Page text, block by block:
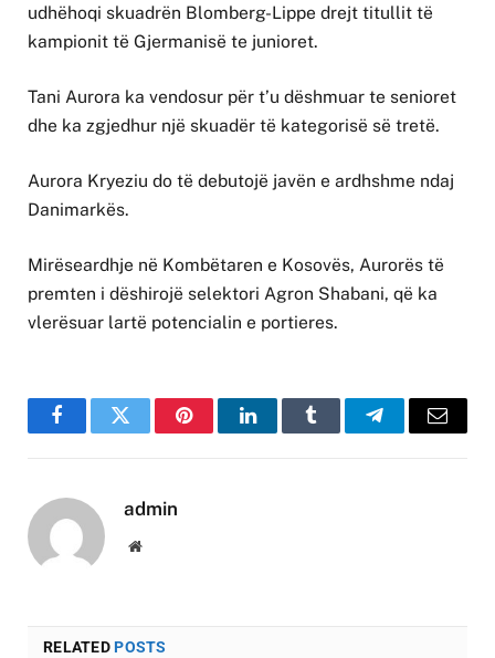
udhëhoqi skuadrën Blomberg-Lippe drejt titullit të
kampionit të Gjermanisë te junioret.
Tani Aurora ka vendosur për t’u dëshmuar te senioret
dhe ka zgjedhur një skuadër të kategorisë së tretë.
Aurora Kryeziu do të debutojë javën e ardhshme ndaj
Danimarkës.
Mirëseardhje në Kombëtaren e Kosovës, Aurorës të
premten i dëshirojë selektori Agron Shabani, që ka
vlerësuar lartë potencialin e portieres.
FacebookTwitter PinterestLinkedInTumblr TelegramEmail
admin
Website
RELATEDPOSTS